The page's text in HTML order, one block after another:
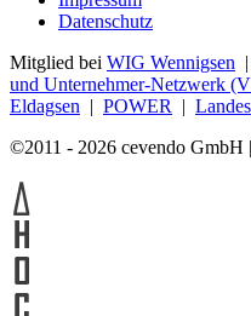
Datenschutz
Mitglied bei WIG Wennigsen |
und Unternehmer-Netzwerk
Eldagsen | POWER |
©2011 - 2026 cevendo GmbH